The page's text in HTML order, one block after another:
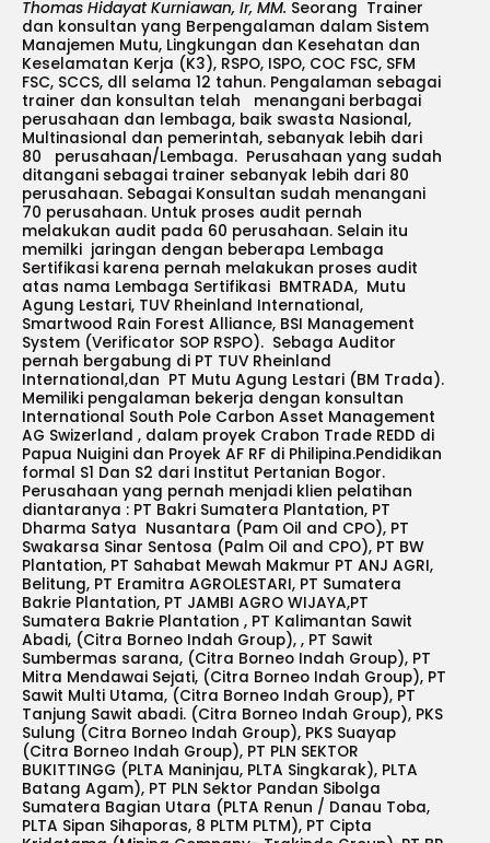
Thomas Hidayat Kurniawan, Ir, MM. Seorang Trainer
dan konsultan yang Berpengalaman dalam Sistem
Manajemen Mutu, Lingkungan dan Kesehatan dan
Keselamatan Kerja (K3), RSPO, ISPO, COC FSC, SFM
FSC, SCCS, dll selama 12 tahun. Pengalaman sebagai
trainer dan konsultan telah menangani berbagai
perusahaan dan lembaga, baik swasta Nasional,
Multinasional dan pemerintah, sebanyak lebih dari
80 perusahaan/Lembaga. Perusahaan yang sudah
ditangani sebagai trainer sebanyak lebih dari 80
perusahaan. Sebagai Konsultan sudah menangani
70 perusahaan. Untuk proses audit pernah
melakukan audit pada 60 perusahaan. Selain itu
memilki jaringan dengan beberapa Lembaga
Sertifikasi karena pernah melakukan proses audit
atas nama Lembaga Sertifikasi BMTRADA, Mutu
Agung Lestari, TUV Rheinland International,
Smartwood Rain Forest Alliance, BSI Management
System (Verificator SOP RSPO). Sebaga Auditor
pernah bergabung di PT TUV Rheinland
International,dan PT Mutu Agung Lestari (BM Trada).
Memiliki pengalaman bekerja dengan konsultan
International South Pole Carbon Asset Management
AG Swizerland , dalam proyek Crabon Trade REDD di
Papua Nuigini dan Proyek AF RF di Philipina.Pendidikan
formal S1 Dan S2 dari Institut Pertanian Bogor.
Perusahaan yang pernah menjadi klien pelatihan
diantaranya : PT Bakri Sumatera Plantation, PT
Dharma Satya Nusantara (Pam Oil and CPO), PT
Swakarsa Sinar Sentosa (Palm Oil and CPO), PT BW
Plantation, PT Sahabat Mewah Makmur PT ANJ AGRI,
Belitung, PT Eramitra AGROLESTARI, PT Sumatera
Bakrie Plantation, PT JAMBI AGRO WIJAYA,PT
Sumatera Bakrie Plantation , PT Kalimantan Sawit
Abadi, (Citra Borneo Indah Group), , PT Sawit
Sumbermas sarana, (Citra Borneo Indah Group), PT
Mitra Mendawai Sejati, (Citra Borneo Indah Group), PT
Sawit Multi Utama, (Citra Borneo Indah Group), PT
Tanjung Sawit abadi. (Citra Borneo Indah Group), PKS
Sulung (Citra Borneo Indah Group), PKS Suayap
(Citra Borneo Indah Group), PT PLN SEKTOR
BUKITTINGG (PLTA Maninjau, PLTA Singkarak), PLTA
Batang Agam), PT PLN Sektor Pandan Sibolga
Sumatera Bagian Utara (PLTA Renun / Danau Toba,
PLTA Sipan Sihaporas, 8 PLTM PLTM), PT Cipta